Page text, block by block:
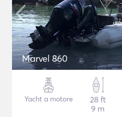
Marvel 860
Yacht a motore
28 ft
9 m